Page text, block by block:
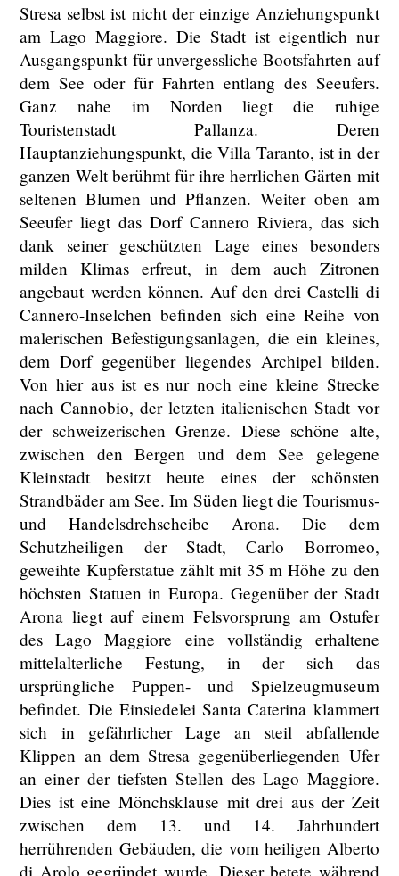
Stresa selbst ist nicht der einzige Anziehungspunkt
am Lago Maggiore. Die Stadt ist eigentlich nur
Ausgangspunkt für unvergessliche Bootsfahrten auf
dem See oder für Fahrten entlang des Seeufers.
Ganz nahe im Norden liegt die ruhige
Touristenstadt Pallanza. Deren
Hauptanziehungspunkt, die Villa Taranto, ist in der
ganzen Welt berühmt für ihre herrlichen Gärten mit
seltenen Blumen und Pflanzen. Weiter oben am
Seeufer liegt das Dorf Cannero Riviera, das sich
dank seiner geschützten Lage eines besonders
milden Klimas erfreut, in dem auch Zitronen
angebaut werden können. Auf den drei Castelli di
Cannero-Inselchen befinden sich eine Reihe von
malerischen Befestigungsanlagen, die ein kleines,
dem Dorf gegenüber liegendes Archipel bilden.
Von hier aus ist es nur noch eine kleine Strecke
nach Cannobio, der letzten italienischen Stadt vor
der schweizerischen Grenze. Diese schöne alte,
zwischen den Bergen und dem See gelegene
Kleinstadt besitzt heute eines der schönsten
Strandbäder am See. Im Süden liegt die Tourismus-
und Handelsdrehscheibe Arona. Die dem
Schutzheiligen der Stadt, Carlo Borromeo,
geweihte Kupferstatue zählt mit 35 m Höhe zu den
höchsten Statuen in Europa. Gegenüber der Stadt
Arona liegt auf einem Felsvorsprung am Ostufer
des Lago Maggiore eine vollständig erhaltene
mittelalterliche Festung, in der sich das
ursprüngliche Puppen- und Spielzeugmuseum
befindet. Die Einsiedelei Santa Caterina klammert
sich in gefährlicher Lage an steil abfallende
Klippen an dem Stresa gegenüberliegenden Ufer
an einer der tiefsten Stellen des Lago Maggiore.
Dies ist eine Mönchsklause mit drei aus der Zeit
zwischen dem 13. und 14. Jahrhundert
herrührenden Gebäuden, die vom heiligen Alberto
di Arolo gegründet wurde. Dieser betete während